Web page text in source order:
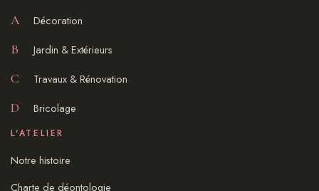
A Décoration
B Jardin & Extérieurs
C Travaux & Rénovation
D Bricolage
L'ATELIER
Notre histoire
Charte de déontologie